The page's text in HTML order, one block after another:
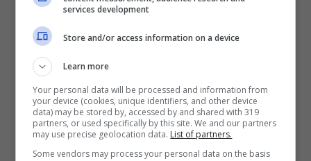
Il nuovo macOS 14.6
aggiunge una
services development
Store and/or access information on a device
Learn more
Your personal data will be processed and information from
your device (cookies, unique identifiers, and other device
data) may be stored by, accessed by and shared with 319
partners, or used specifically by this site. We and our partners
may use precise geolocation data. List of partners.
Some vendors may process your personal data on the basis